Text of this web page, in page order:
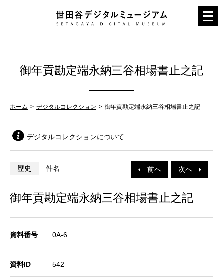
メ
ニ
を
御年貢勘定端永納三谷相場書止之記
ホーム デジタルコレクション 御年貢勘定端永納三谷相場書止之記
デジタルコレクションについて
前へ 次へ
歴史 件名
御年貢勘定端永納三谷相場書止之記
資料番号 0A-6
資料ID 542